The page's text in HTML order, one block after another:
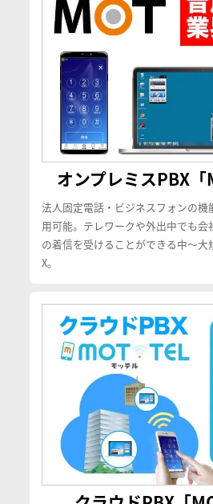
オンプレミスPBX「
法人固定電話・ビジネスフォンの機
用可能。テレワークや外出中でも会
の着信を受けることができる中〜大
X。